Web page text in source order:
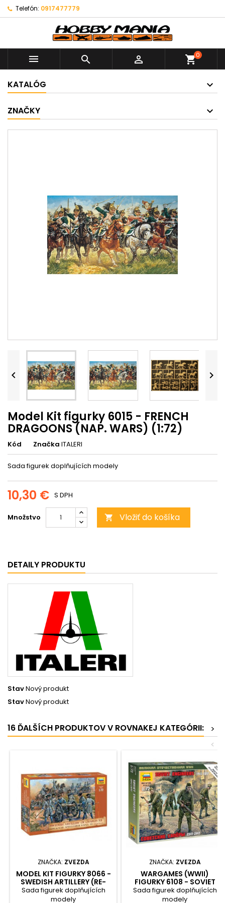
Telefón: 0917477779
   shopping_cart0
KATALÓG
ZNAČKY
 
Model Kit figurky 6015 - FRENCH
DRAGOONS (NAP. WARS) (1:72)
Kód Značka ITALERI
Sada figurek doplňujících modely
10,30 € S DPH
Množstvo  Vložiť do košíka
DETAILY PRODUKTU
StavNový produkt
StavNový produkt
16 ĎALŠÍCH PRODUKTOV V ROVNAKEJ KATEGÓRII:
>
<
ZNAČKA: ZVEZDA
MODEL KIT FIGURKY 8066 -
SWEDISH ARTILLERY (RE-
RELEASE) (1:72)
Sada figurek doplňujících
modely
ZNAČKA: ZVEZDA
WARGAMES (WWII)
FIGURKY 6108 - SOVIET
ENGINEERS WWII (1:72)
Sada figurek doplňujících
modely